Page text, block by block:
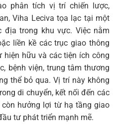
phân tích vị trí chiến lược,
Viha Leciva tọa lạc tại một
trong khu vực. Việc nằm
liền kề các trục giao thông
hiện hữu và các tiện ích công
bệnh viện, trung tâm thương
thể bỏ qua. Vị trí này không
di chuyển, kết nối đến các
hưởng lợi từ hạ tầng giao
tư phát triển mạnh mẽ.